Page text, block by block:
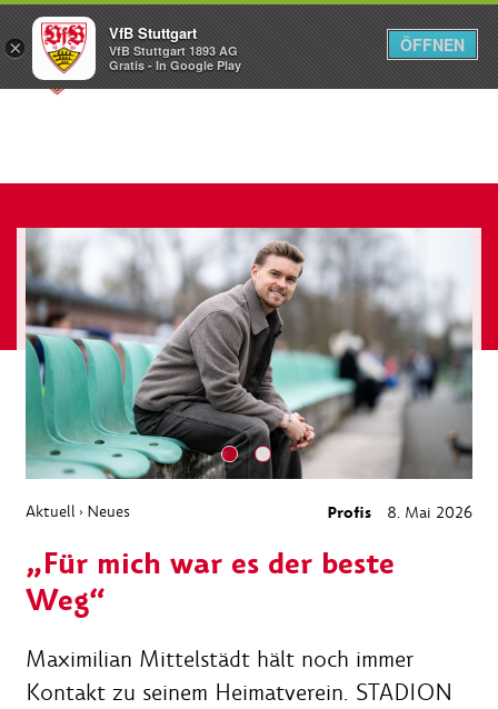
Menü
Aktuell › Neues Profis 8. Mai 2026
„Für mich war es der beste
Weg“
Maximilian Mittelstädt hält noch immer
Kontakt zu seinem Heimatverein. STADION
×
VfB Stuttgart
VfB Stuttgart 1893 AG
Gratis - In Google Play
ÖFFNEN